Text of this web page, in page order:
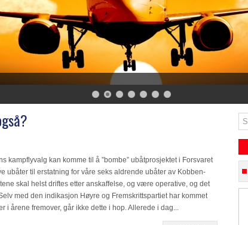
kampflyvalg kan komme til å ”bombe” ubåtprosjektet i Forsvaret
ubåter til erstatning for våre seks aldrende ubåter av Kobben-
skal helst driftes etter anskaffelse, og være operative, og det
med den indikasjon Høyre og Fremskrittspartiet har kommet
i årene fremover, går ikke dette i hop. Allerede i dag...